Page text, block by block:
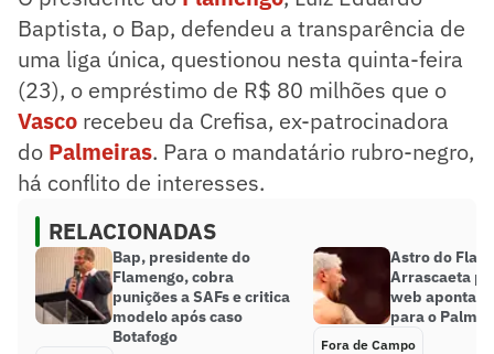
Baptista, o Bap, defendeu a transparência de
uma liga única, questionou nesta quinta-feira
(23), o empréstimo de R$ 80 milhões que o
Vasco recebeu da Crefisa, ex-patrocinadora
do Palmeiras. Para o mandatário rubro-negro,
há conflito de interesses.
RELACIONADAS
Bap, presidente do
Flamengo, cobra
punições a SAFs e critica
modelo após caso
Botafogo
Astro do
Arrascaeta
web aponta
para o
Fora de Campo